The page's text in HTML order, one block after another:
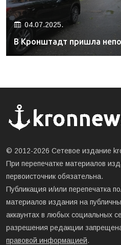
04.07.2025.
В Кронштадт пришла
© 2012-2026 Сетевое издание
При перепечатке материалов
первоисточник обязательна.
Публикация и/или перепечатка
материалов издания на
аккаунтах в любых социальных
разрешения редакции
правовой информацией.